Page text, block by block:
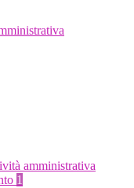
amministrativa
1